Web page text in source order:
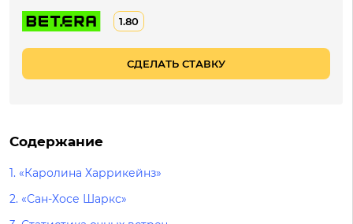
1.80
СДЕЛАТЬ СТАВКУ
Содержание
1. «Каролина Харрикейнз»
2. «Сан-Хосе Шаркс»